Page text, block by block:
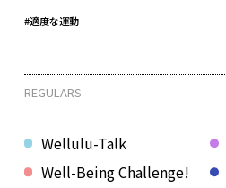
#適度な運動
REGULARS
Wellulu-Talk
Well-Being Challenge!